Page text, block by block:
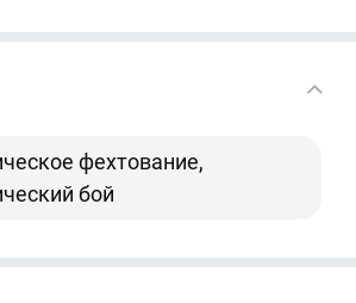
фехтование,
бой